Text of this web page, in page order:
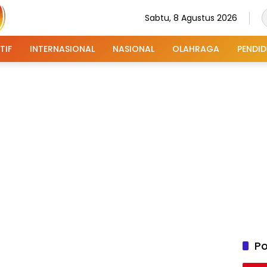
Sabtu, 8 Agustus 2026
INTERNASIONAL NASIONAL OLAHRAGA